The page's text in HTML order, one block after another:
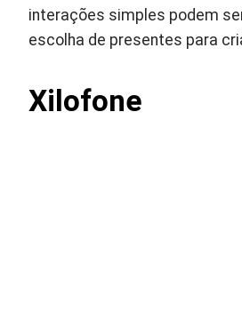
interações simples podem
escolha de presentes para
Xilofone